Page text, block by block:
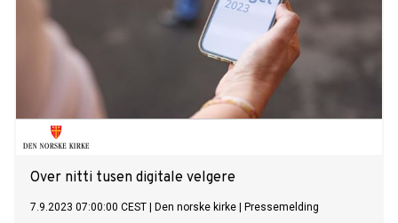
Over nitti tusen digitale velgere
7.9.2023 07:00:00 CEST Den norske kirke Pressemelding